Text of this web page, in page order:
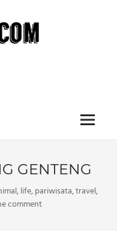
Menu
GENTENG
,life,pariwisata,travel,
comment